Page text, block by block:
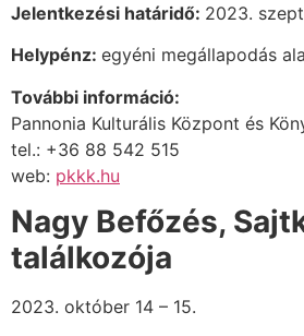
Jelentkezési határidő: 2023.
Helypénz: egyéni megállapodás
További információ:
Pannonia Kulturális Központ és
tel.: +36 88 542 515
web: pkkk.hu
Nagy Befőzés,
találkozója
2023. október 14 – 15.